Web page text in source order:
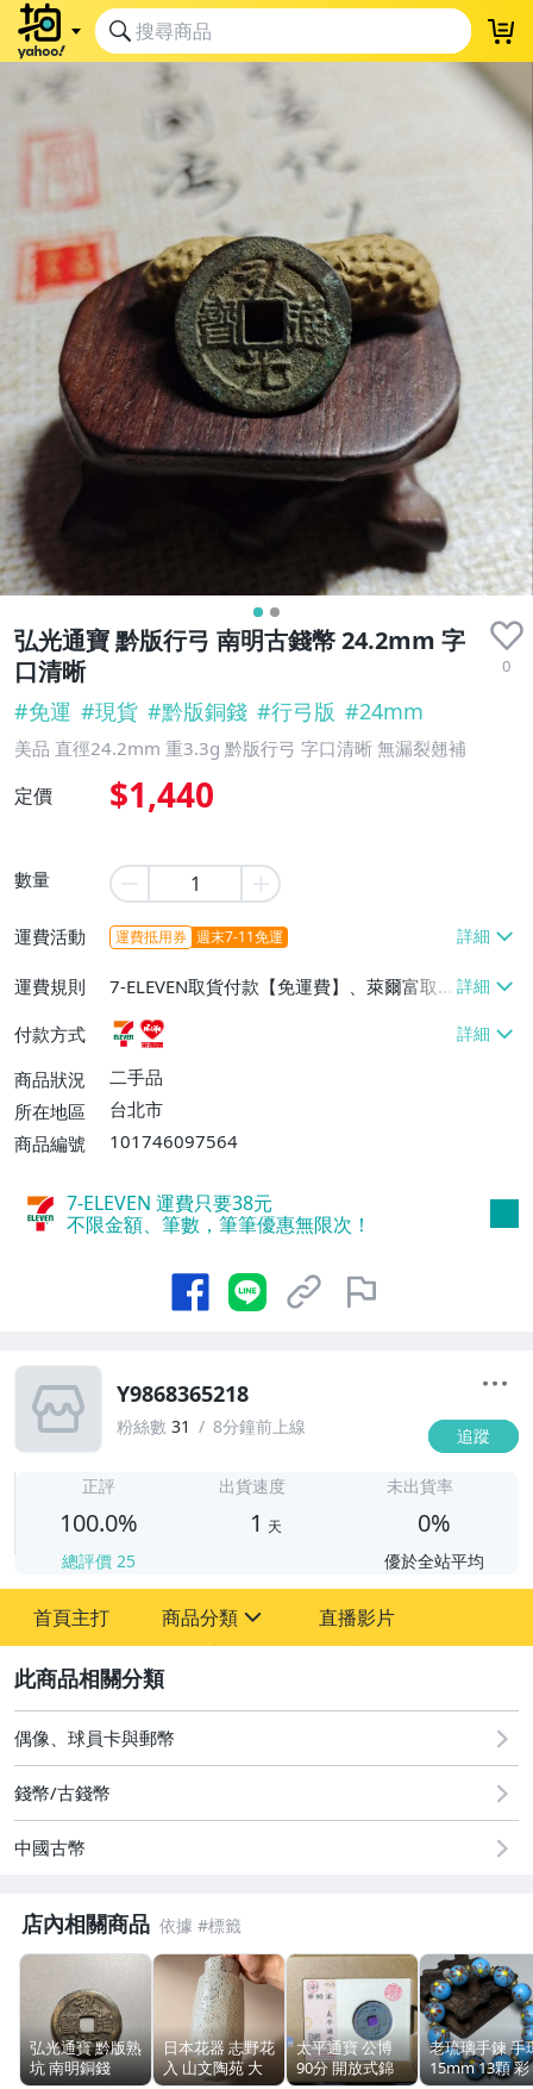
弘光通寶 黔版行弓 南明古錢幣 24.2mm 字
口清晰
0
#免運 #現貨 #黔版銅錢 #行弓版 #24mm
美品 直徑24.2mm 重3.3g 黔版行弓 字口清晰 無漏裂翹補
定價 $1,440
數量
運費活動 運費抵用券 週末7-11免運
運費規則
7-ELEVEN取貨付款【免運費】、萊爾富取
貨付款【免運費】
付款方式
商品狀況
二手品
所在地區
台北市
商品編號
101746097564
7-ELEVEN 運費只要38元
不限金額、筆數，筆筆優惠無限次！
Y9868365218
粉絲數 31 8分鐘前上線 追蹤
正評
100.0%
總評價 25
出貨速度
1 天
未出貨率
0%
優於全站平均
首頁主打 商品分類
圖書/影音/文具
古董、藝術與礦石
玩具、模型與公仔
男性精品與服飾
手錶與飾品配件
女包精品與女鞋
直播影片
偶像、球員卡與郵幣
錢幣/古錢幣
中國古幣
店內相關商品
弘光通寶 黔版熟
坑 南明銅錢
日本花器 志野花
入 山文陶苑 大
太平通寶 公博
90分 開放式錦
老琉璃手鍊 手
15mm 13顆 彩